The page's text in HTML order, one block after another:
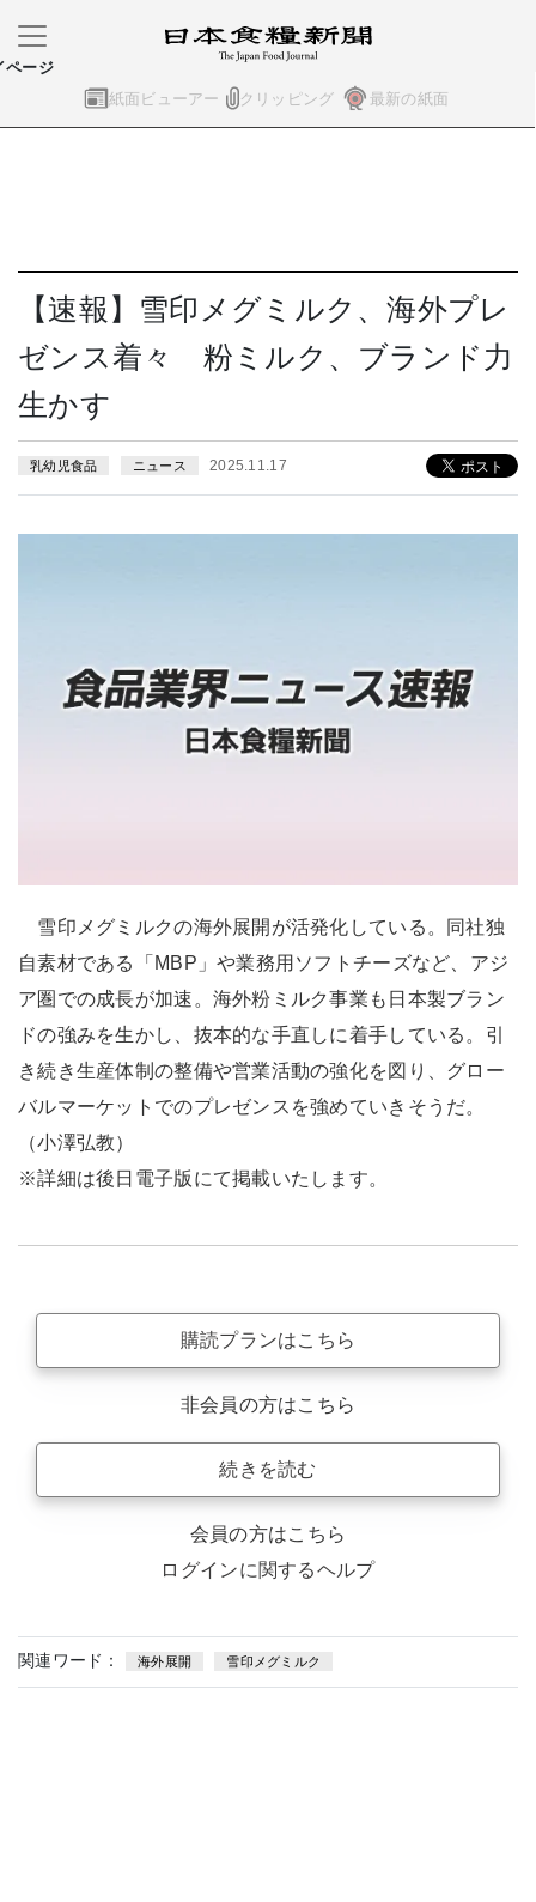
紙面ビューアー クリッピング 最新の紙面
ページ
【速報】雪印メグミルク、海外プレ
ゼンス着々 粉ミルク、ブランド力
生かす
乳幼児食品 ニュース 2025.11.17
雪印メグミルクの海外展開が活発化している。同社独
自素材である「MBP」や業務用ソフトチーズなど、アジ
ア圏での成長が加速。海外粉ミルク事業も日本製ブラン
ドの強みを生かし、抜本的な手直しに着手している。引
き続き生産体制の整備や営業活動の強化を図り、グロー
バルマーケットでのプレゼンスを強めていきそうだ。
（小澤弘教）
※詳細は後日電子版にて掲載いたします。
購読プランはこちら
非会員の方はこちら
続きを読む
会員の方はこちら
ログインに関するヘルプ
関連ワード： 海外展開 雪印メグミルク